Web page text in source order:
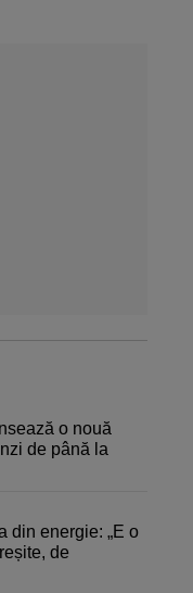
o nouă
de până la
din energie: „E o
de